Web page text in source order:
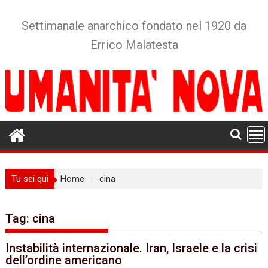
Settimanale anarchico fondato nel 1920 da
Errico Malatesta
Tu sei qui Home cina
Tag: cina
Instabilità internazionale. Iran, Israele e la crisi
dell’ordine americano